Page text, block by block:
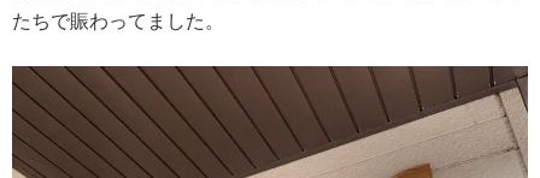
たちで賑わってました。